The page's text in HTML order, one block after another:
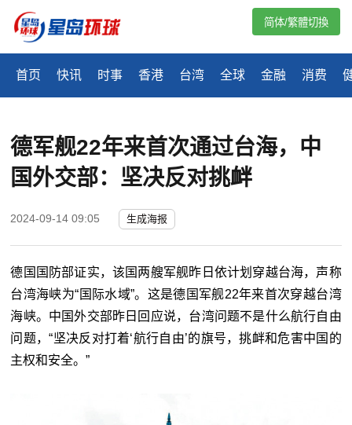
首页 快讯 时事 香港 台湾 全球 金融 消费
简体/繁體切換
德军舰22年来首次通过台海，中
国外交部：坚决反对挑衅
2024-09-14 09:05 生成海报
德国国防部证实，该国两艘军舰昨日依计划穿越台海，声称
台湾海峡为“国际水域”。这是德国军舰22年来首次穿越台湾
海峡。中国外交部昨日回应说，台湾问题不是什么航行自由
问题，“坚决反对打着‘航行自由’的旗号，挑衅和危害中国的
主权和安全。”